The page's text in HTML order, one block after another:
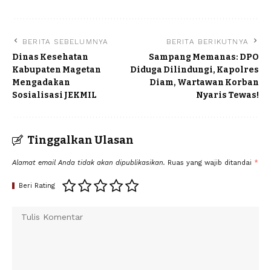
BERITA SEBELUMNYA
Dinas Kesehatan
Kabupaten Magetan
Mengadakan
Sosialisasi JEKMIL
BERITA BERIKUTNYA
Sampang Memanas: DPO
Diduga Dilindungi, Kapolres
Diam, Wartawan Korban
Nyaris Tewas!
Tinggalkan Ulasan
Alamat email Anda tidak akan dipublikasikan. Ruas yang wajib ditandai *
Beri Rating